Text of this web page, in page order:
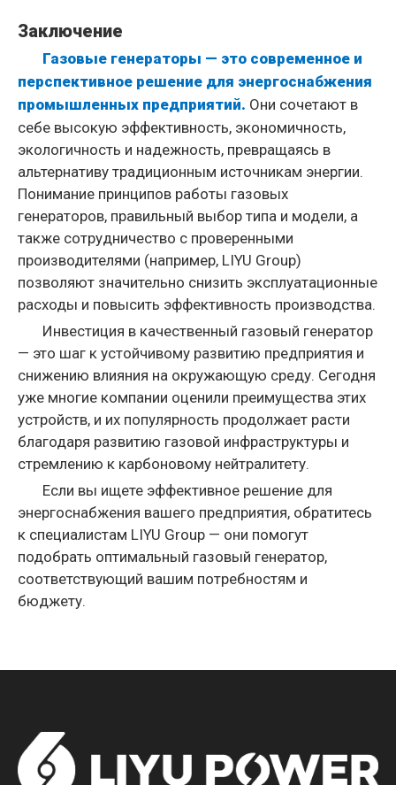
Заключение
Газовые генераторы — это современное и
перспективное решение для энергоснабжения
промышленных предприятий. Они сочетают в
себе высокую эффективность, экономичность,
экологичность и надежность, превращаясь в
альтернативу традиционным источникам энергии.
Понимание принципов работы газовых
генераторов, правильный выбор типа и модели, а
также сотрудничество с проверенными
производителями (например, LIYU Group)
позволяют значительно снизить эксплуатационные
расходы и повысить эффективность производства.
Инвестиция в качественный газовый генератор
— это шаг к устойчивому развитию предприятия и
снижению влияния на окружающую среду. Сегодня
уже многие компании оценили преимущества этих
устройств, и их популярность продолжает расти
благодаря развитию газовой инфраструктуры и
стремлению к карбоновому нейтралитету.
Если вы ищете эффективное решение для
энергоснабжения вашего предприятия, обратитесь
к специалистам LIYU Group — они помогут
подобрать оптимальный газовый генератор,
соответствующий вашим потребностям и
бюджету.